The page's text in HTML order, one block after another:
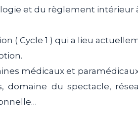
et du règlement intérieur
( Cycle 1 ) qui a lieu
médicaux et
du spectacle,